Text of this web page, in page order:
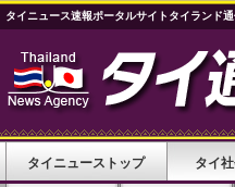
タイニュース速報ポータルサイトタイランド
タイニューストップ タイ